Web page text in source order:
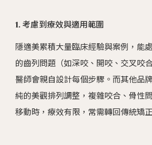
1. 考慮到療效與適用範圍
隱適美累積大量臨床經驗與案例，能
的齒列問題（如深咬、開咬、交叉咬
醫師會親自設計每個步驟。而其他品
純的美觀排列調整，複雜咬合、骨性
移動時，療效有限，常需轉回傳統矯